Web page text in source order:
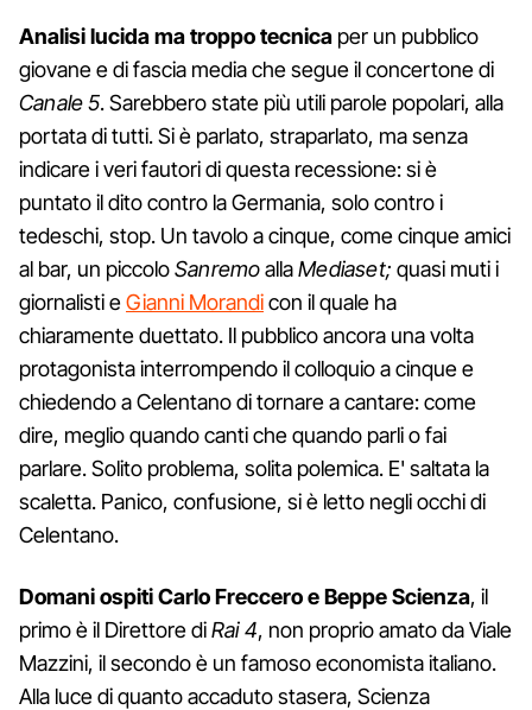
Analisi lucida ma troppo tecnica per un pubblico
giovane e di fascia media che segue il concertone di
Canale 5. Sarebbero state più utili parole popolari, alla
portata di tutti. Si è parlato, straparlato, ma senza
indicare i veri fautori di questa recessione: si è
puntato il dito contro la Germania, solo contro i
tedeschi, stop. Un tavolo a cinque, come cinque amici
al bar, un piccoloSanremoallaMediaset; quasi muti i
giornalisti eGianni Morandicon il quale ha
chiaramente duettato. Il pubblico ancora una volta
protagonista interrompendo il colloquio a cinque e
chiedendo a Celentano di tornare a cantare: come
dire, meglio quando canti che quando parli o fai
parlare. Solito problema, solita polemica. E' saltata la
scaletta. Panico, confusione, si è letto negli occhi di
Celentano.
Domani ospiti Carlo Freccero e Beppe Scienza, il
primo è il Direttore diRai 4, non proprio amato da Viale
Mazzini, il secondo è un famoso economista italiano.
Alla luce di quanto accaduto stasera, Scienza